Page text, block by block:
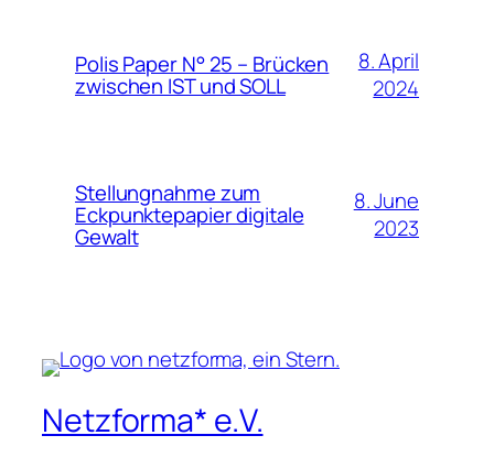
Polis Paper N° 25 – Brücken
zwischen IST und SOLL
8. April
2024
Stellungnahme zum
Eckpunktepapier digitale
Gewalt
8. June
2023
Netzforma* e.V.